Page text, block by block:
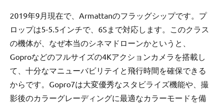
2019年9月現在で、Armattanのフラッグシップです。プ
ロップは5-5.5インチで、6Sまで対応します。このクラス
の機体が、なぜ本当のシネマドローンかというと、
Goproなどのフルサイズの4Kアクションカメラを搭載し
て、十分なマニューバビリテイと飛行時間を確保できる
からです。Gopro7は大変優秀なスタビライズ機能や、撮
影後のカラーグレーディングに最適なカラーモードを備